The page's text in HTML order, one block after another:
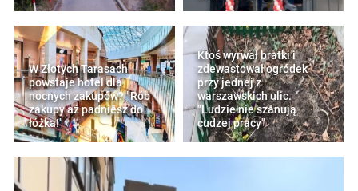
W Złotych Tarasach
powstaje hotel dla
nocnych zakupów? "Rób
zakupy aż padniesz do
łóżka!"
Ktoś wyrwał bratki i
zdewastował ogródek
przy jednej z
warszawskich ulic.
"Ludzie nie szanują
cudzej pracy"